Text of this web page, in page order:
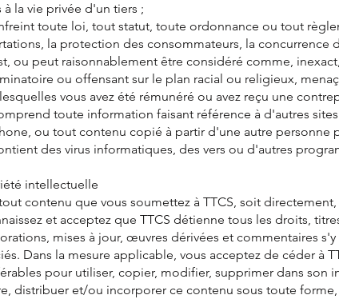
à la vie privée d'un tiers ;
toute loi, tout statut, toute ordonnance ou tout
la protection des consommateurs, la
ou peut raisonnablement être considéré comme,
ou offensant sur le plan racial ou religieux,
vous avez été rémunéré ou avez reçu une
toute information faisant référence à d'autres
ou tout contenu copié à partir d'une autre personne
des virus informatiques, des vers ou d'autres
intellectuelle
contenu que vous soumettez à TTCS, soit
et acceptez que TTCS détienne tous les droits,
mises à jour, œuvres dérivées et commentaires
Dans la mesure applicable, vous acceptez de céder
pour utiliser, copier, modifier, supprimer dans
distribuer et/ou incorporer ce contenu sous toute